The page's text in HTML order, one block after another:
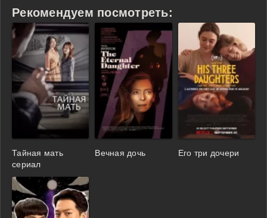
Рекомендуем посмотреть:
Тайная мать
сериал
Вечная дочь Его три дочери